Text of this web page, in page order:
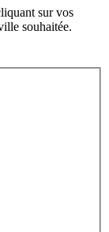
sur vos
souhaitée.